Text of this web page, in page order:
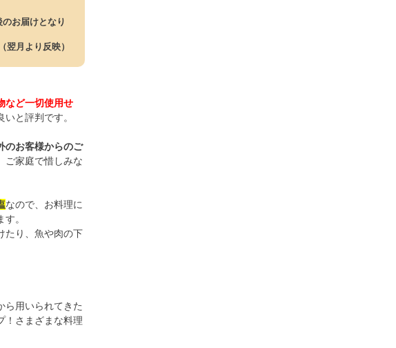
お届けとなり
翌月より反映）
など一切使用せ
いと評判です。
のお客様からのご
ご家庭で惜しみな
なので、お料理に
。
たり、魚や肉の下
ら用いられてきた
！さまざまな料理